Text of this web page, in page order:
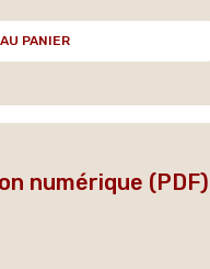
PANIER
numérique (PDF)